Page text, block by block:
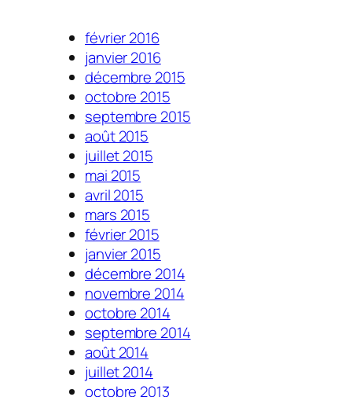
février 2016
janvier 2016
décembre 2015
octobre 2015
septembre 2015
août 2015
juillet 2015
mai 2015
avril 2015
mars 2015
février 2015
janvier 2015
décembre 2014
novembre 2014
octobre 2014
septembre 2014
août 2014
juillet 2014
octobre 2013